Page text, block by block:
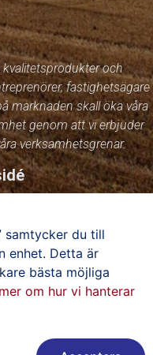
kvalitetsprodukter och
fastighetsägare
marknaden skall öka våra
genom att vi erbjuder
verksamhetsgrenar.
Facebook!
samtycker du till
enhet. Detta är
bästa möjliga
om hur vi hanterar